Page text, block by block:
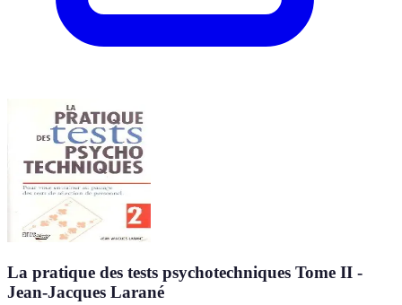
La pratique des tests psychotechniques Tome II -
Jean-Jacques Larané